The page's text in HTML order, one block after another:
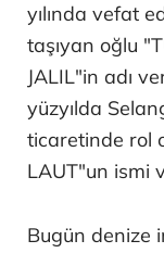
yılında vefat
taşıyan oğlu
JALIL"in adı
yüzyılda
ticaretinde rol
LAUT"un ismi
Bugün denize